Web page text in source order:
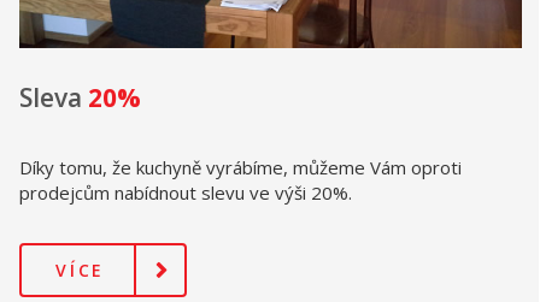
Sleva20%
Díky tomu, že kuchyně vyrábíme, můžeme Vám oproti
prodejcům nabídnout slevu ve výši 20%.
VÍCE